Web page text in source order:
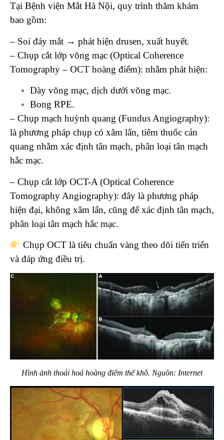
Tại Bệnh viện Mắt Hà Nội, quy trình thăm khám
bao gồm:
– Soi đáy mắt → phát hiện drusen, xuất huyết.
– Chụp cắt lớp võng mạc (Optical Coherence
Tomography – OCT hoàng điểm): nhằm phát hiện:
Dày võng mạc, dịch dưới võng mạc.
Bong RPE.
– Chụp mạch huỳnh quang (Fundus Angiography):
là phương pháp chụp có xâm lấn, tiêm thuốc cản
quang nhằm xác định tân mạch, phân loại tân mạch
hắc mạc.
– Chụp cắt lớp OCT-A (Optical Coherence
Tomography Angiography): đây là phương pháp
hiện đại, không xâm lấn, cũng để xác định tân mạch,
phân loại tân mạch hắc mạc.
Chụp OCT là tiêu chuẩn vàng theo dõi tiến triển
và đáp ứng điều trị.
Hình ảnh thoái hoá hoàng điểm thể khô. Nguồn: Internet